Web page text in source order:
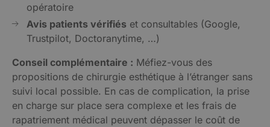
opératoire
Avis patients vérifiés et consultables (Google,
Trustpilot, Doctoranytime, …)
Conseil complémentaire : Méfiez-vous des
propositions de chirurgie esthétique à l’étranger sans
suivi local possible. En cas de complication, la prise
en charge sur place sera complexe et les frais de
rapatriement médical peuvent dépasser le coût de